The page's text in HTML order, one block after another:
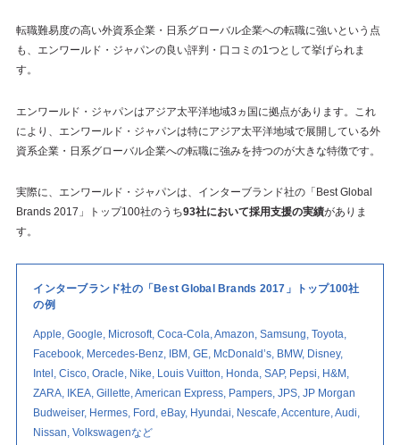
転職難易度の高い外資系企業・日系グローバル企業への転職に強いという点
も、エンワールド・ジャパンの良い評判・口コミの1つとして挙げられま
す。
エンワールド・ジャパンはアジア太平洋地域3ヵ国に拠点があります。これ
により、エンワールド・ジャパンは特にアジア太平洋地域で展開している外
資系企業・日系グローバル企業への転職に強みを持つのが大きな特徴です。
実際に、エンワールド・ジャパンは、インターブランド社の「Best Global
Brands 2017」トップ100社のうち93社において採用支援の実績がありま
す。
インターブランド社の「Best Global Brands 2017」トップ100社
の例
Apple, Google, Microsoft, Coca-Cola, Amazon, Samsung, Toyota,
Facebook, Mercedes-Benz, IBM, GE, McDonald’s, BMW, Disney,
Intel, Cisco, Oracle, Nike, Louis Vuitton, Honda, SAP, Pepsi, H&M,
ZARA, IKEA, Gillette, American Express, Pampers, JPS, JP Morgan
Budweiser, Hermes, Ford, eBay, Hyundai, Nescafe, Accenture, Audi,
Nissan, Volkswagenなど